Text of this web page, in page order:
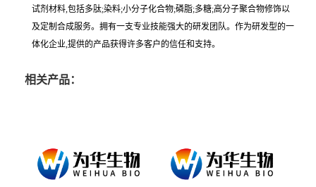
试剂材料,包括多肽;染料;小分子化合物;磷脂;多糖;高分子聚合物修饰以
及定制合成服务。拥有一支专业技能强大的研发团队。作为研发型的一
体化企业,提供的产品获得许多客户的信任和支持。
相关产品：